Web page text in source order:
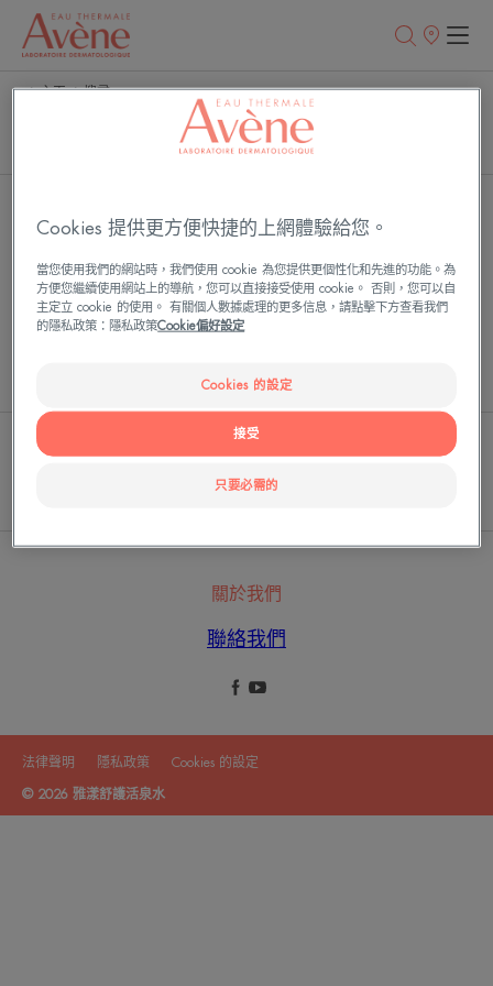
銷
主頁
搜尋
產品 (1) 文章 (0)
们邀请您进行新的搜索。
雅漾舒護活泉水
關於我們
聯絡我們
法律聲明 隱私政策 Cookies 的設定
© 2026 雅漾舒護活泉水
Cookies 提供更方便快捷的上網體驗給您。
當您使用我們的網站時，我們使用 cookie 為您提供更個性化和先進的功能。為
方便您繼續使用網站上的導航，您可以直接接受使用 cookie。 否則，您可以自
主定立 cookie 的使用。 有關個人數據處理的更多信息，請點擊下方查看我們
的隱私政策：隱私政策Cookie偏好設定
Cookies 的設定
只要必需的
接受